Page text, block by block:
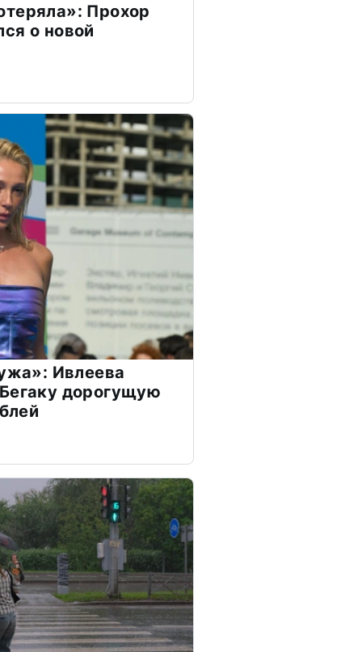
Прохор
о новой
Ивлеева
дорогущую